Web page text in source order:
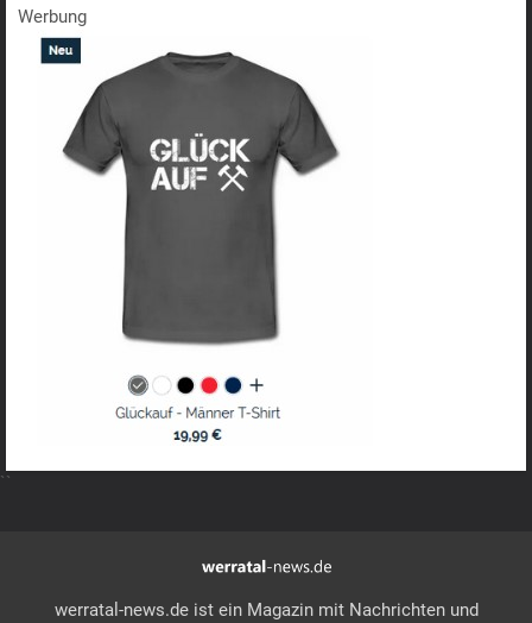
Werbung
``
werratal-news.de ist ein Magazin mit Nachrichten und